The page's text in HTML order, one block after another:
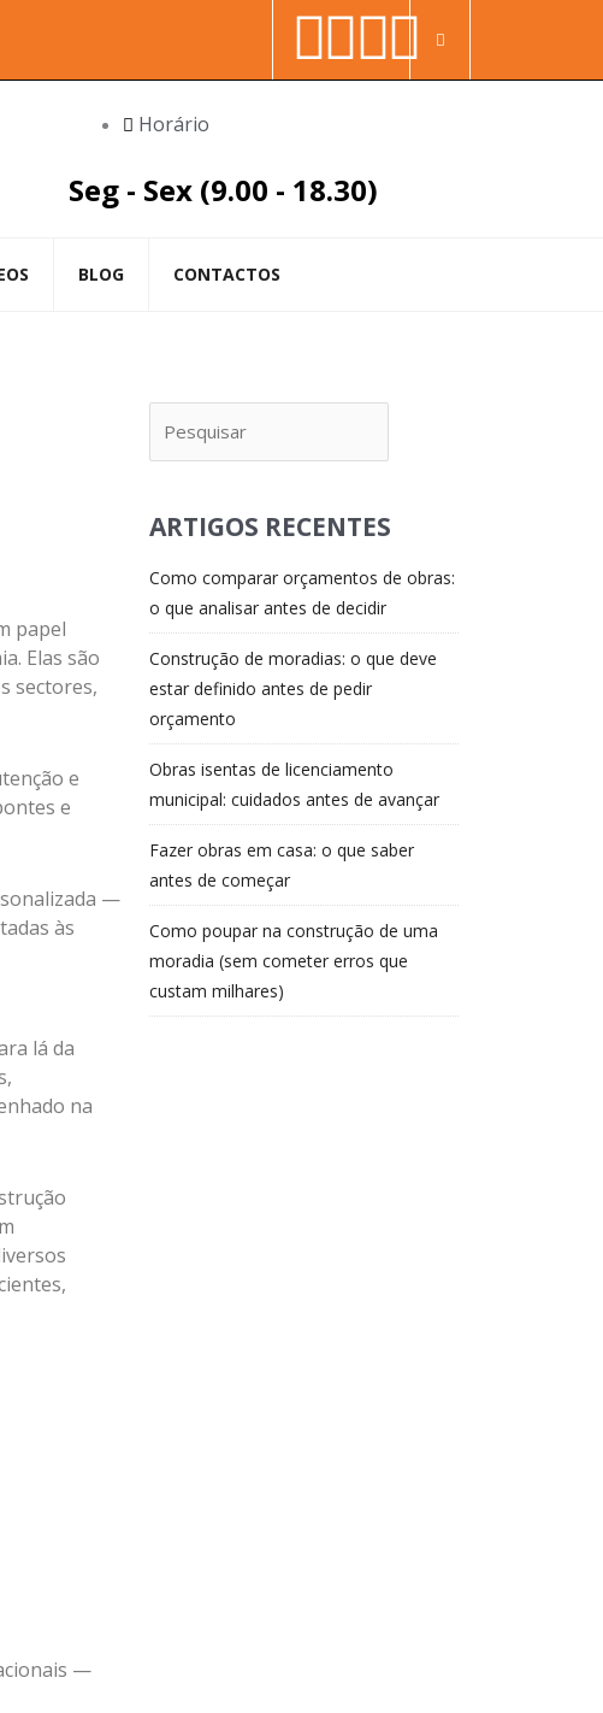
Facebook-
f
Youtube
in
Horário
Seg - Sex (9.00 - 18.30)
BLOG CONTACTOS
papel
Elas são
sectores,
e
e
—
às
lá da
na
—
ARTIGOS RECENTES
Como comparar orçamentos de obras:
o que analisar antes de decidir
Construção de moradias: o que deve
estar definido antes de pedir
orçamento
Obras isentas de licenciamento
municipal: cuidados antes de avançar
Fazer obras em casa: o que saber
antes de começar
Como poupar na construção de uma
moradia (sem cometer erros que
custam milhares)